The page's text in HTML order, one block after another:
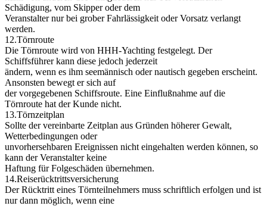
Schädigung, vom Skipper oder dem
Veranstalter nur bei grober Fahrlässigkeit oder Vorsatz verlangt
werden.
12.Törnroute
Die Törnroute wird von HHH-Yachting festgelegt. Der
Schiffsführer kann diese jedoch jederzeit
ändern, wenn es ihm seemännisch oder nautisch gegeben erscheint.
Ansonsten bewegt er sich auf
der vorgegebenen Schiffsroute. Eine Einflußnahme auf die
Törnroute hat der Kunde nicht.
13.Törnzeitplan
Sollte der vereinbarte Zeitplan aus Gründen höherer Gewalt,
Wetterbedingungen oder
unvorhersehbaren Ereignissen nicht eingehalten werden können, so
kann der Veranstalter keine
Haftung für Folgeschäden übernehmen.
14.Reiserücktrittsversicherung
Der Rücktritt eines Törnteilnehmers muss schriftlich erfolgen und ist
nur dann möglich, wenn eine